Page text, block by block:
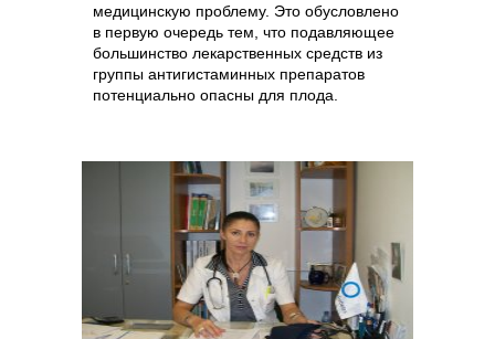
медицинскую проблему. Это обусловлено
в первую очередь тем, что подавляющее
большинство лекарственных средств из
группы антигистаминных препаратов
потенциально опасны для плода.